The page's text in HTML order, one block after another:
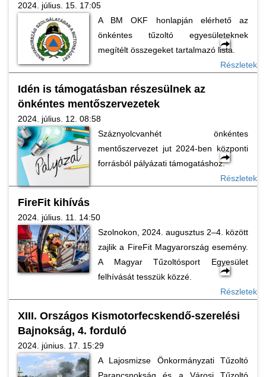
2024. július. 15. 17:05
A BM OKF honlapján elérhető az
önkéntes tűzoltó egyesületeknek
megítélt összegeket tartalmazó lista.
Részletek
Idén is támogatásban részesülnek az
önkéntes mentőszervezetek
2024. július. 12. 08:58
Száznyolcvanhét önkéntes
mentőszervezet jut 2024-ben központi
forrásból pályázati támogatáshoz.
Részletek
FireFit kihívás
2024. július. 11. 14:50
Szolnokon, 2024. augusztus 2–4. között
zajlik a FireFit Magyarország esemény.
A Magyar Tűzoltósport Egyesület
felhívását tesszük közzé.
Részletek
XIII. Országos Kismotorfecskendő-szerelési
Bajnokság, 4. forduló
2024. június. 17. 15:29
A Lajosmizse Önkormányzati Tűzoltó